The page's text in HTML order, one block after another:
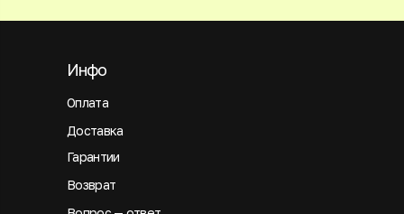
Оплата
Инфо
Доставка
Гарантии
Возврат